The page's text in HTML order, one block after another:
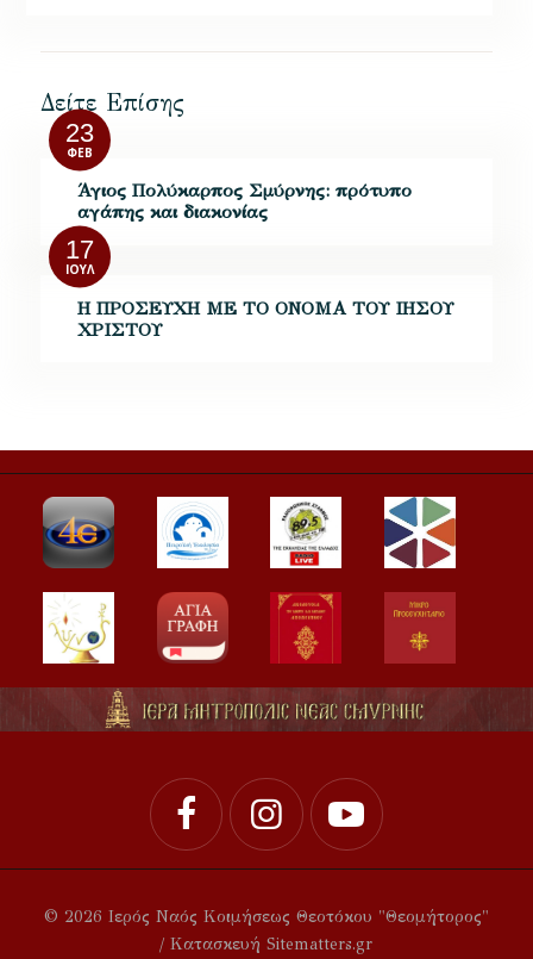
Δείτε Επίσης
23
ΦΕΒ
Άγιος Πολύκαρπος Σμύρνης: πρότυπο
αγάπης και διακονίας
17
ΙΟΎΛ
Η ΠΡΟΣΕΥΧΗ ΜΕ ΤΟ ΟΝΟΜΑ ΤΟΥ ΙΗΣΟΥ
ΧΡΙΣΤΟΥ
© 2026 Ιερός Ναός Κοιμήσεως Θεοτόκου "Θεομήτορος"
/ Κατασκευή Sitematters.gr